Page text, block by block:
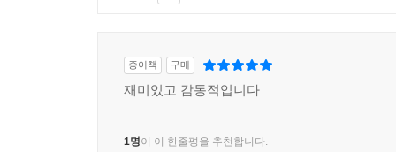
종이책 구매
재미있고 감동적입니다
1명이 이 한줄평을 추천합니다.